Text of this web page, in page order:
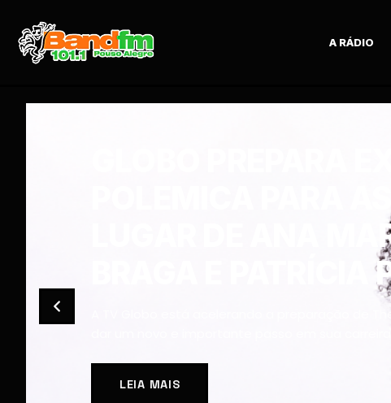
A RÁDIO